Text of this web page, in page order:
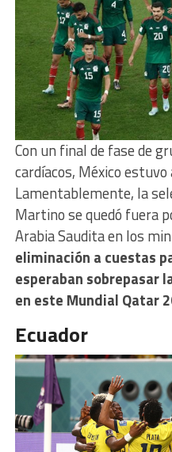
Con un final de fase de
cardíacos, México
Lamentablemente, la
Martino se quedó fuera
Arabia Saudita en los
eliminación a cuestas
esperaban sobrepasar
en este Mundial Qatar
Ecuador